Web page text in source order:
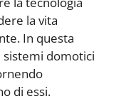
la vita
In questa
domotici
di essi.